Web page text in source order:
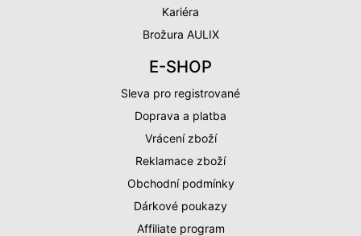
Kariéra
Brožura AULIX
E-SHOP
Sleva pro registrované
Doprava a platba
Vrácení zboží
Reklamace zboží
Obchodní podmínky
Dárkové poukazy
Affiliate program